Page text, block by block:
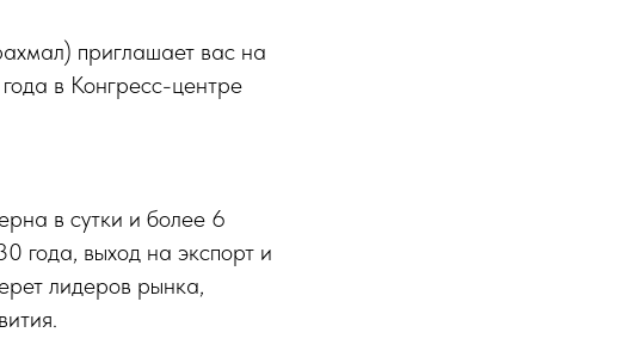
приглашает вас на
в Конгресс-центре
в сутки и более 6
года, выход на экспорт и
лидеров рынка,